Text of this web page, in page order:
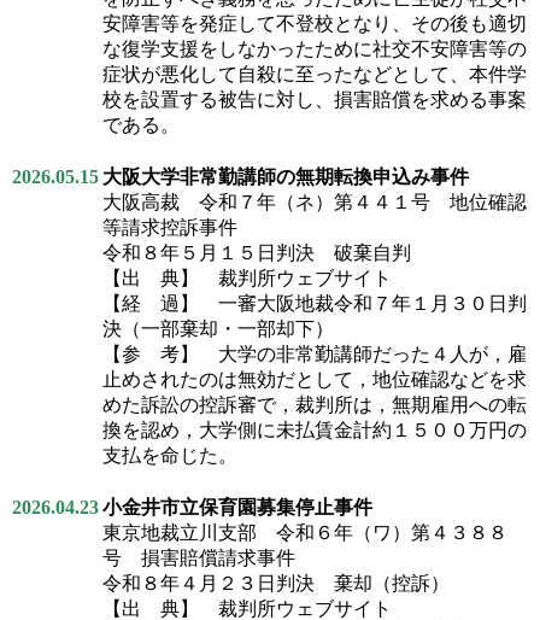
安障害等を発症して不登校となり、その後も適切
な復学支援をしなかったために社交不安障害等の
症状が悪化して自殺に至ったなどとして、本件学
校を設置する被告に対し、損害賠償を求める事案
である。
2026.05.15 大阪大学非常勤講師の無期転換申込み事件
大阪高裁 令和７年（ネ）第４４１号 地位確認
等請求控訴事件
令和８年５月１５日判決 破棄自判
【出 典】 裁判所ウェブサイト
【経 過】 一審大阪地裁令和７年１月３０日判
決（一部棄却・一部却下）
【参 考】 大学の非常勤講師だった４人が，雇
止めされたのは無効だとして，地位確認などを求
めた訴訟の控訴審で，裁判所は，無期雇用への転
換を認め，大学側に未払賃金計約１５００万円の
支払を命じた。
2026.04.23小金井市立保育園募集停止事件
東京地裁立川支部 令和６年（ワ）第４３８８
号 損害賠償請求事件
令和８年４月２３日判決 棄却（控訴）
【出 典】 裁判所ウェブサイト